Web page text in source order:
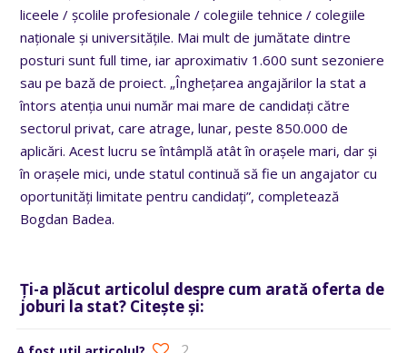
liceele / școlile profesionale / colegiile tehnice / colegiile
naționale și universitățile. Mai mult de jumătate dintre
posturi sunt full time, iar aproximativ 1.600 sunt sezoniere
sau pe bază de proiect. „Înghețarea angajărilor la stat a
întors atenția unui număr mai mare de candidați către
sectorul privat, care atrage, lunar, peste 850.000 de
aplicări. Acest lucru se întâmplă atât în orașele mari, dar și
în orașele mici, unde statul continuă să fie un angajator cu
oportunități limitate pentru candidați”, completează
Bogdan Badea.
Ți-a plăcut articolul despre cum arată oferta de
joburi la stat? Citește și: